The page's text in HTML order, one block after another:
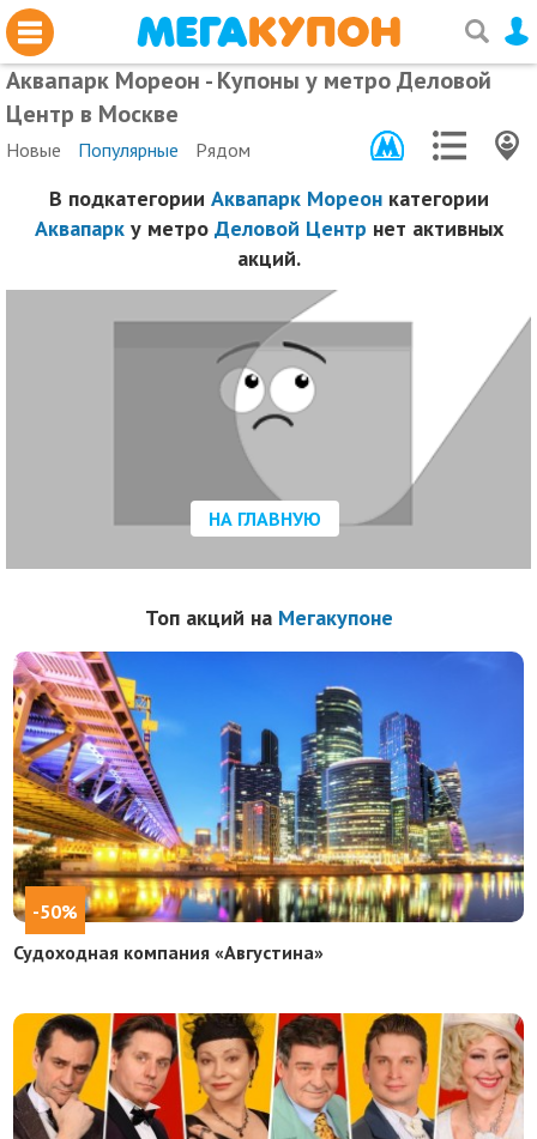
Аквапарк Мореон - Купоны у метро Деловой
Центр в Москве
Новые Популярные Рядом
В подкатегории Аквапарк Мореонкатегории
Аквапарку метро Деловой Центр нет активных
акций.
НА ГЛАВНУЮ
Топ акций на Мегакупоне
-50%
Судоходная компания «Августина»